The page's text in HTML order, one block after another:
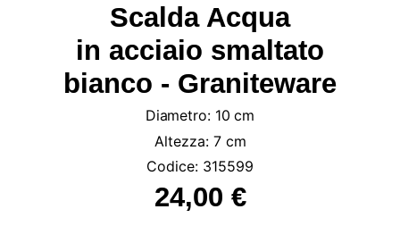
Scalda Acqua
in acciaio smaltato
bianco - Graniteware
Diametro: 10 cm
Altezza: 7 cm
Codice: 315599
24,00 €